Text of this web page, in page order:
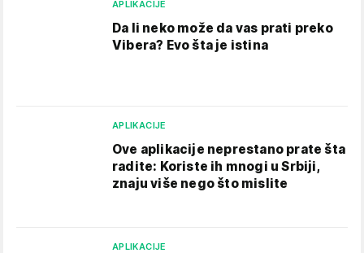
APLIKACIJE
Da li neko može da vas prati preko
Vibera? Evo šta je istina
APLIKACIJE
Ove aplikacije neprestano prate šta
radite: Koriste ih mnogi u Srbiji,
znaju više nego što mislite
APLIKACIJE